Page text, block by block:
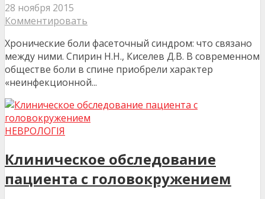
28 ноября 2015
Комментировать
Хронические боли фасеточный синдром: что связано
между ними. Спирин Н.Н., Киселев Д.В. В современном
обществе боли в спине приобрели характер
«неинфекционной...
НЕВРОЛОГІЯ
Клиническое обследование
пациента с головокружением